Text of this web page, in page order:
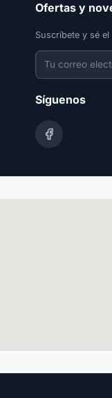
Ofertas y
Suscríbete y sé
Síguenos